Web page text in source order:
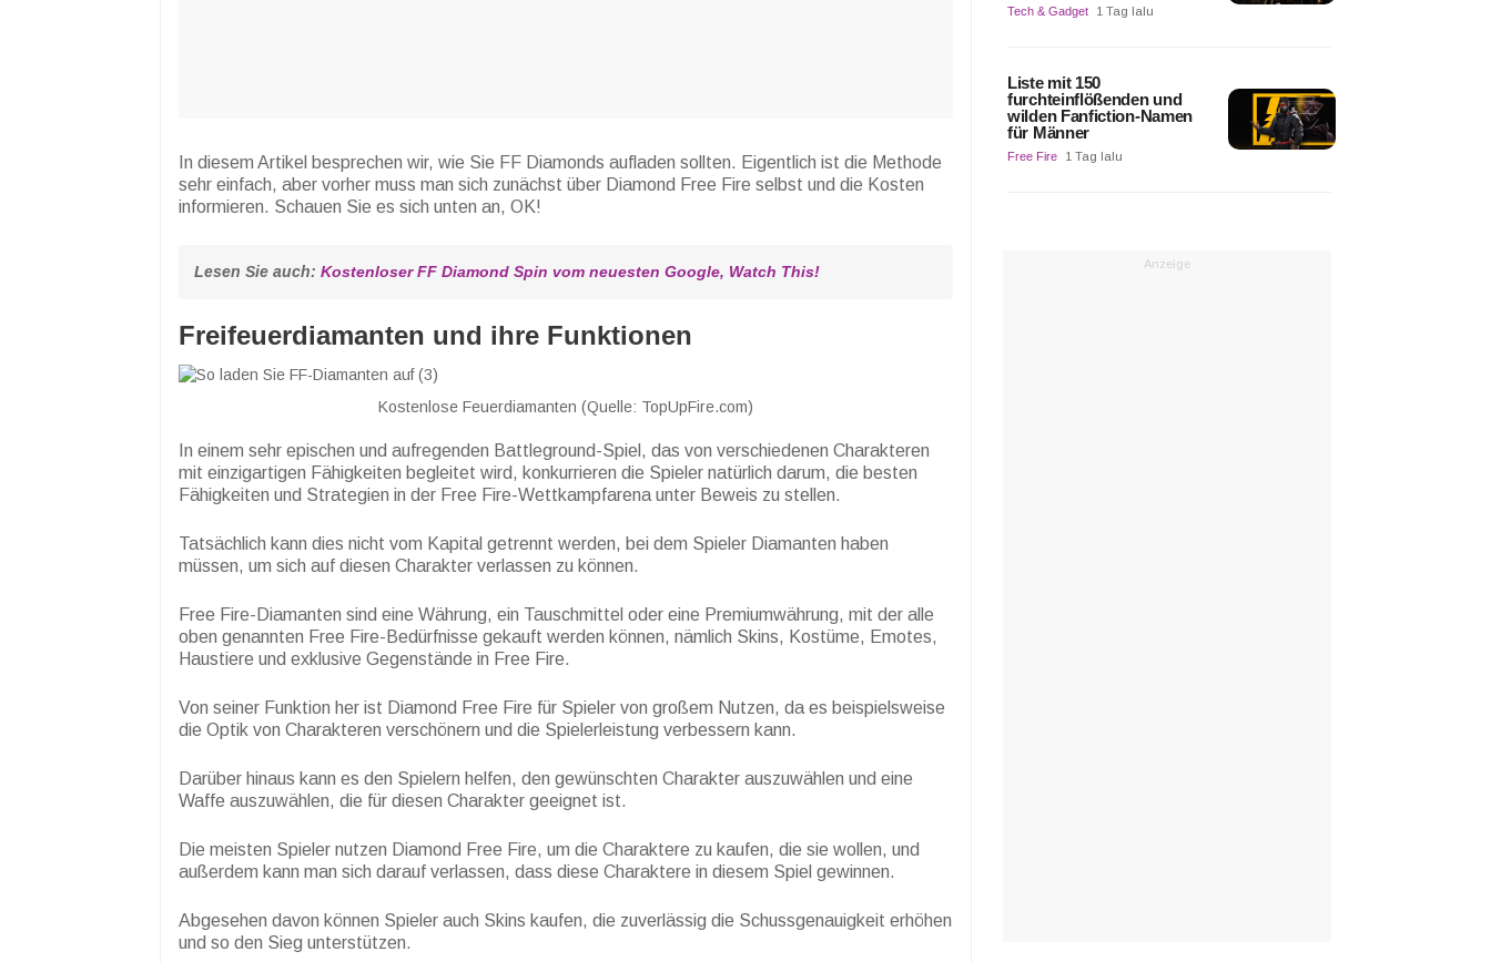
In diesem Artikel besprechen wir, wie Sie FF Diamonds aufladen sollten. Eigentlich ist die Methode
sehr einfach, aber vorher muss man sich zunächst über Diamond Free Fire selbst und die Kosten
informieren. Schauen Sie es sich unten an, OK!
Lesen Sie auch: Kostenloser FF Diamond Spin vom neuesten Google, Watch This!
Freifeuerdiamanten und ihre Funktionen
Kostenlose Feuerdiamanten (Quelle: TopUpFire.com)
In einem sehr epischen und aufregenden Battleground-Spiel, das von verschiedenen Charakteren
mit einzigartigen Fähigkeiten begleitet wird, konkurrieren die Spieler natürlich darum, die besten
Fähigkeiten und Strategien in der Free Fire-Wettkampfarena unter Beweis zu stellen.
Tatsächlich kann dies nicht vom Kapital getrennt werden, bei dem Spieler Diamanten haben
müssen, um sich auf diesen Charakter verlassen zu können.
Free Fire-Diamanten sind eine Währung, ein Tauschmittel oder eine Premiumwährung, mit der alle
oben genannten Free Fire-Bedürfnisse gekauft werden können, nämlich Skins, Kostüme, Emotes,
Haustiere und exklusive Gegenstände in Free Fire.
Von seiner Funktion her ist Diamond Free Fire für Spieler von großem Nutzen, da es beispielsweise
die Optik von Charakteren verschönern und die Spielerleistung verbessern kann.
Darüber hinaus kann es den Spielern helfen, den gewünschten Charakter auszuwählen und eine
Waffe auszuwählen, die für diesen Charakter geeignet ist.
Die meisten Spieler nutzen Diamond Free Fire, um die Charaktere zu kaufen, die sie wollen, und
außerdem kann man sich darauf verlassen, dass diese Charaktere in diesem Spiel gewinnen.
Abgesehen davon können Spieler auch Skins kaufen, die zuverlässig die Schussgenauigkeit erhöhen
und so den Sieg unterstützen.
Tech & Gadget 1 Tag lalu
Liste mit 150
furchteinflößenden und
wilden Fanfiction-Namen
für Männer
Free Fire 1 Tag lalu
Anzeige